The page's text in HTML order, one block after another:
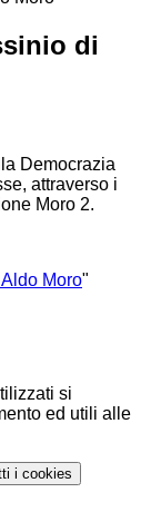
di
Democrazia
attraverso i
Moro 2.
Moro"
si
ed utili alle
i cookies